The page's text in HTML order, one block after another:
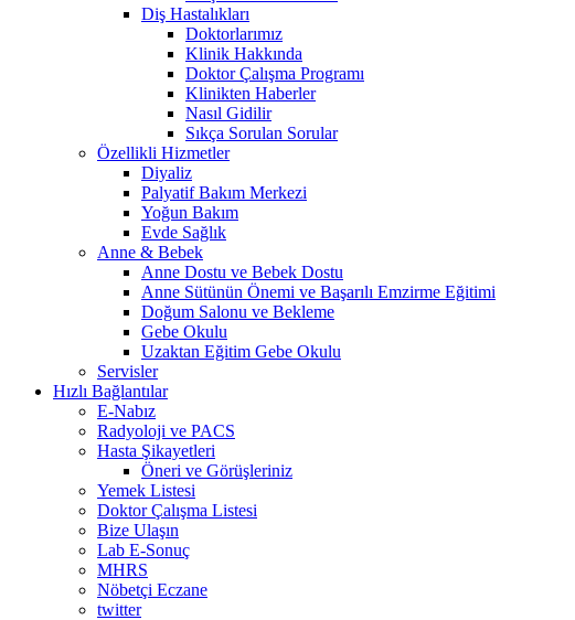
Diş Hastalıkları
Doktorlarımız
Klinik Hakkında
Doktor Çalışma Programı
Klinikten Haberler
Nasıl Gidilir
Sıkça Sorulan Sorular
Özellikli Hizmetler
Diyaliz
Palyatif Bakım Merkezi
Yoğun Bakım
Evde Sağlık
Anne & Bebek
Anne Dostu ve Bebek Dostu
Anne Sütünün Önemi ve Başarılı Emzirme Eğitimi
Doğum Salonu ve Bekleme
Gebe Okulu
Uzaktan Eğitim Gebe Okulu
Servisler
Hızlı Bağlantılar
E-Nabız
Radyoloji ve PACS
Hasta Şikayetleri
Öneri ve Görüşleriniz
Yemek Listesi
Doktor Çalışma Listesi
Bize Ulaşın
Lab E-Sonuç
MHRS
Nöbetçi Eczane
twitter